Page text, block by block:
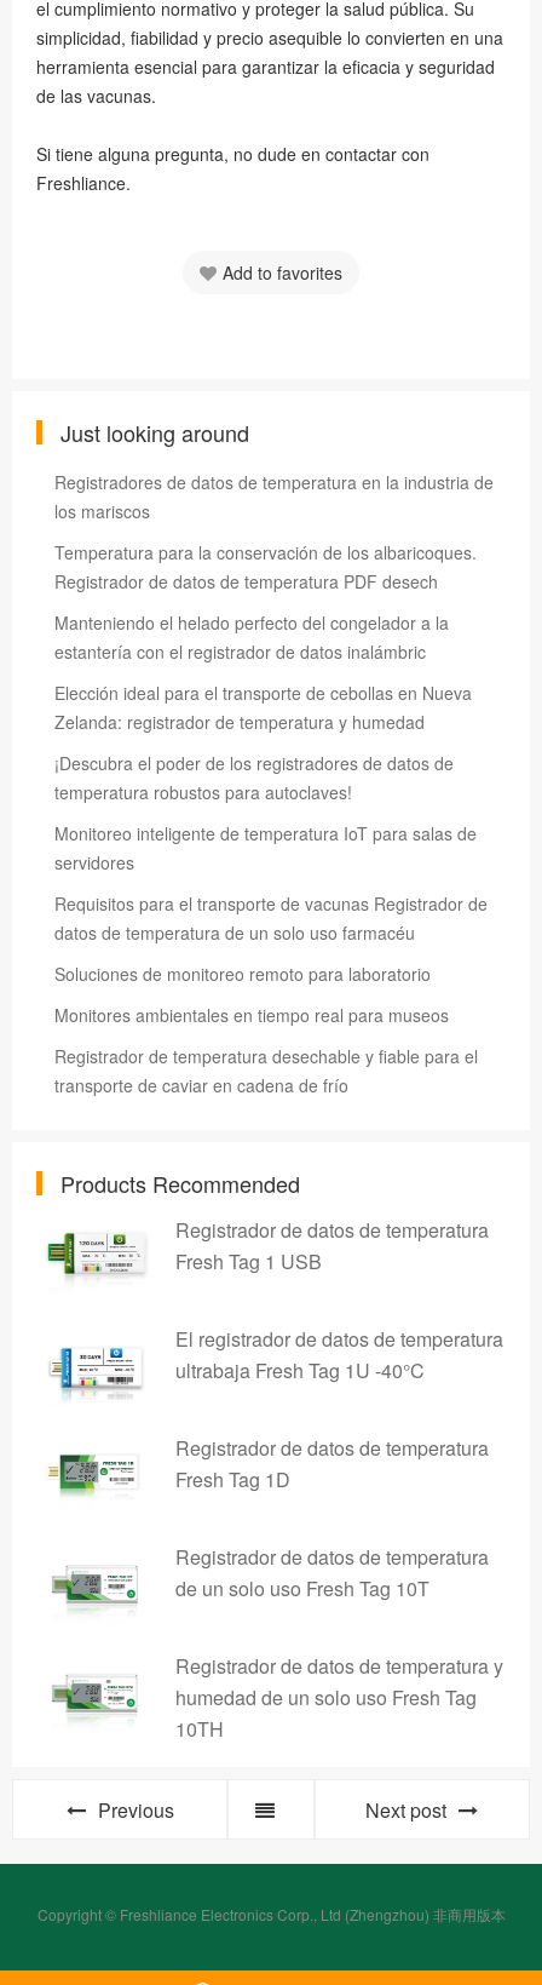
el cumplimiento normativo y proteger la salud pública. Su
simplicidad, fiabilidad y precio asequible lo convierten en una
herramienta esencial para garantizar la eficacia y seguridad
de las vacunas.
Si tiene alguna pregunta, no dude en contactar con
Freshliance.
Add to favorites
Just looking around
Registradores de datos de temperatura en la industria de
los mariscos
Temperatura para la conservación de los albaricoques.
Registrador de datos de temperatura PDF desech
Manteniendo el helado perfecto del congelador a la
estantería con el registrador de datos inalámbric
Elección ideal para el transporte de cebollas en Nueva
Zelanda: registrador de temperatura y humedad
¡Descubra el poder de los registradores de datos de
temperatura robustos para autoclaves!
Monitoreo inteligente de temperatura IoT para salas de
servidores
Requisitos para el transporte de vacunas Registrador de
datos de temperatura de un solo uso farmacéu
Soluciones de monitoreo remoto para laboratorio
Monitores ambientales en tiempo real para museos
Registrador de temperatura desechable y fiable para el
transporte de caviar en cadena de frío
Products Recommended
Registrador de datos de temperatura
Fresh Tag 1 USB
El registrador de datos de temperatura
ultrabaja Fresh Tag 1U -40°C
Registrador de datos de temperatura
Fresh Tag 1D
Registrador de datos de temperatura
de un solo uso Fresh Tag 10T
Registrador de datos de temperatura y
humedad de un solo uso Fresh Tag
10TH
Previous Next post
Copyright © Freshliance Electronics Corp., Ltd (Zhengzhou) 非商用版本